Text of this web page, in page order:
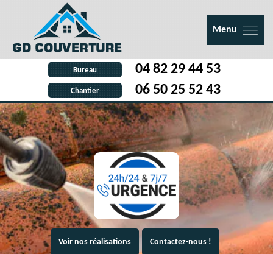
Menu
Bureau 04 82 29 44 53
Chantier 06 50 25 52 43
Voir nos réalisations Contactez-nous !